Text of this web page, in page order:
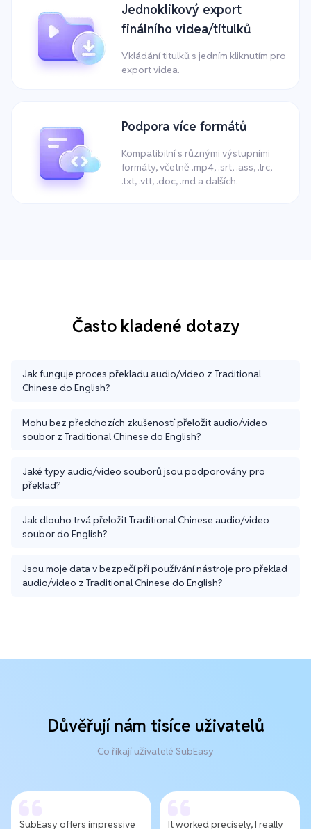
Jednoklikový export
finálního videa/titulků
Vkládání titulků s jedním kliknutím pro
export videa.
Podpora více formátů
Kompatibilní s různými výstupními
formáty, včetně .mp4, .srt, .ass, .lrc,
.txt, .vtt, .doc, .md a dalších.
Často kladené dotazy
Jak funguje proces překladu audio/video z Traditional
Chinese do English?
Mohu bez předchozích zkušeností přeložit audio/video
soubor z Traditional Chinese do English?
Jaké typy audio/video souborů jsou podporovány pro
překlad?
Jak dlouho trvá přeložit Traditional Chinese audio/video
soubor do English?
Jsou moje data v bezpečí při používání nástroje pro překlad
audio/video z Traditional Chinese do English?
Důvěřují nám tisíce uživatelů
Co říkají uživatelé SubEasy
SubEasy offers impressive It worked precisely, I really